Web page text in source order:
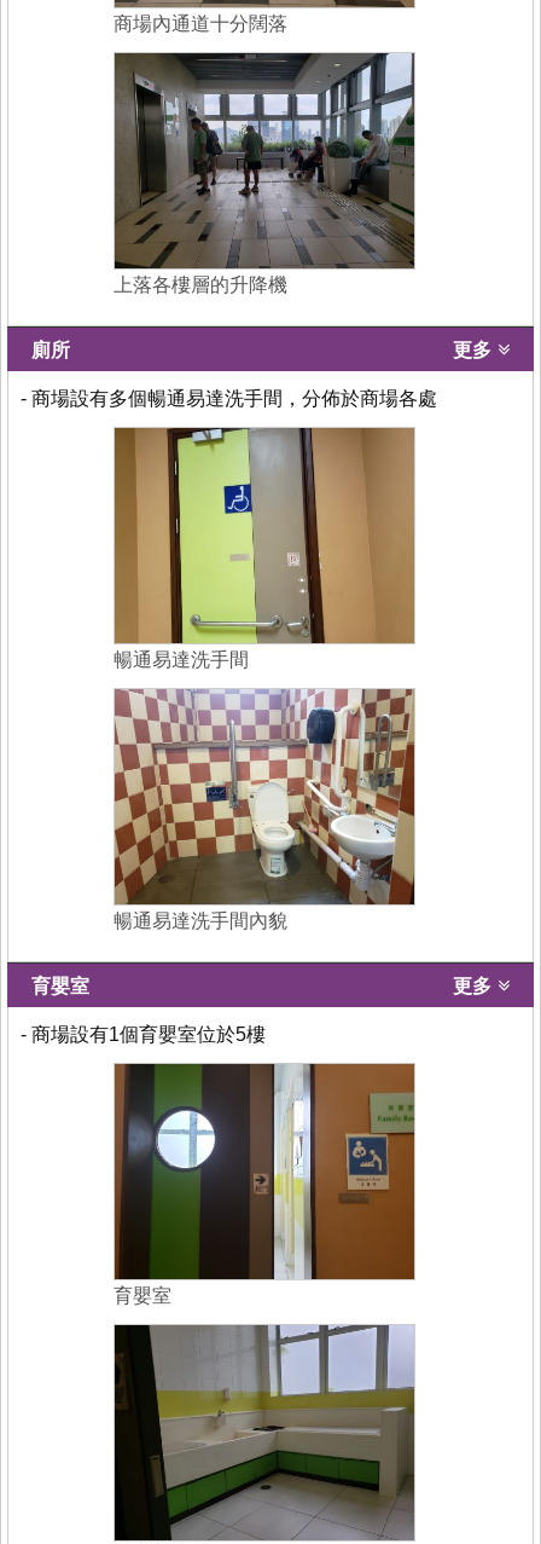
商場內通道十分闊落
上落各樓層的升降機
廁所 更多
- 商場設有多個暢通易達洗手間，分佈於商場各處
暢通易達洗手間
暢通易達洗手間內貌
育嬰室 更多
- 商場設有1個育嬰室位於5樓
育嬰室